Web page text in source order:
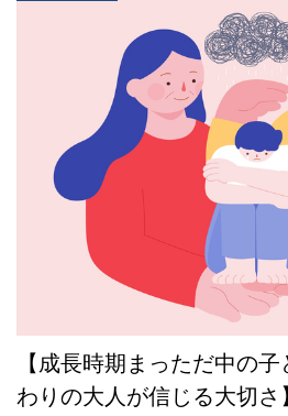
【成長時期まっただ中の
わりの大人が信じる大切さ